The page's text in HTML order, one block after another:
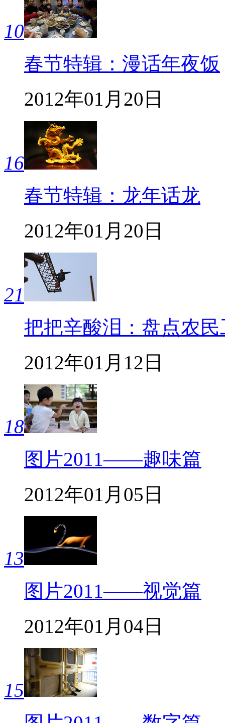
10
春节特辑：漫话年夜饭
2012年01月20日
16
春节特辑：龙年话龙
2012年01月20日
21
把把辛酸泪：盘点农民
2012年01月12日
18
图片2011——趣味篇
2012年01月05日
13
图片2011——视觉篇
2012年01月04日
15